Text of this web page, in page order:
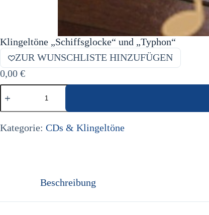
Klingeltöne „Schiffsglocke“ und „Typhon“
ZUR WUNSCHLISTE HINZUFÜGEN
0,00 €
Klingeltöne
"Schiffsglocke"
"Typhon"
Kategorie: CDs & Klingeltöne
Beschreibung